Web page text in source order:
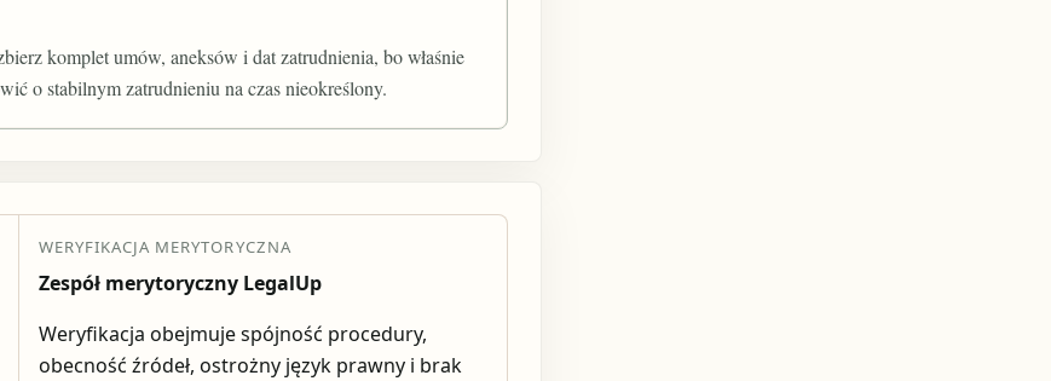
komplet umów, aneksów i dat zatrudnienia, bo właśnie
o stabilnym zatrudnieniu na czas nieokreślony.
WERYFIKACJA MERYTORYCZNA
Zespół merytoryczny LegalUp
Weryfikacja obejmuje spójność procedury,
obecność źródeł, ostrożny język prawny i brak